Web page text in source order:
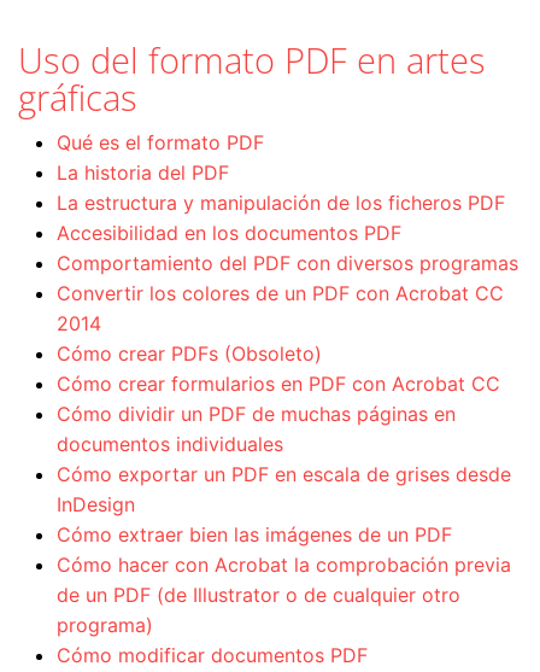
Uso del formato PDF en artes
gráficas
Qué es el formato PDF
La historia del PDF
La estructura y manipulación de los ficheros PDF
Accesibilidad en los documentos PDF
Comportamiento del PDF con diversos programas
Convertir los colores de un PDF con Acrobat CC
2014
Cómo crear PDFs (Obsoleto)
Cómo crear formularios en PDF con Acrobat CC
Cómo dividir un PDF de muchas páginas en
documentos individuales
Cómo exportar un PDF en escala de grises desde
InDesign
Cómo extraer bien las imágenes de un PDF
Cómo hacer con Acrobat la comprobación previa
de un PDF (de Illustrator o de cualquier otro
programa)
Cómo modificar documentos PDF